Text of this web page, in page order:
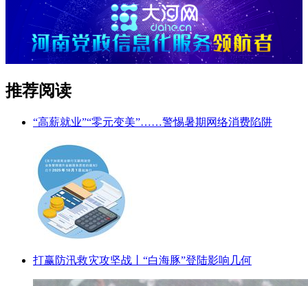
推荐阅读
“高薪就业”“零元变美”……警惕暑期网络消费陷阱
打赢防汛救灾攻坚战丨“白海豚”登陆影响几何